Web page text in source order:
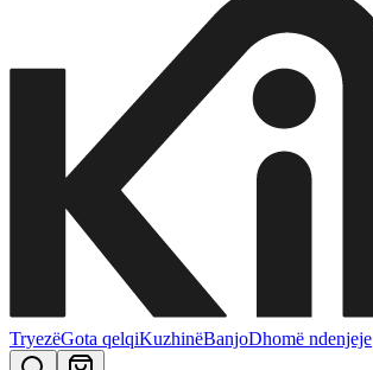
TryezëGota qelqiKuzhinëBanjoDhomë ndenjeje